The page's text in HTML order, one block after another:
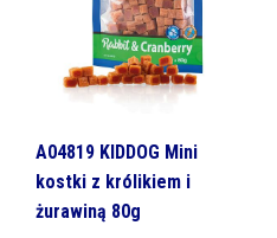
A04819 KIDDOG Mini
kostki z królikiem i
żurawiną 80g